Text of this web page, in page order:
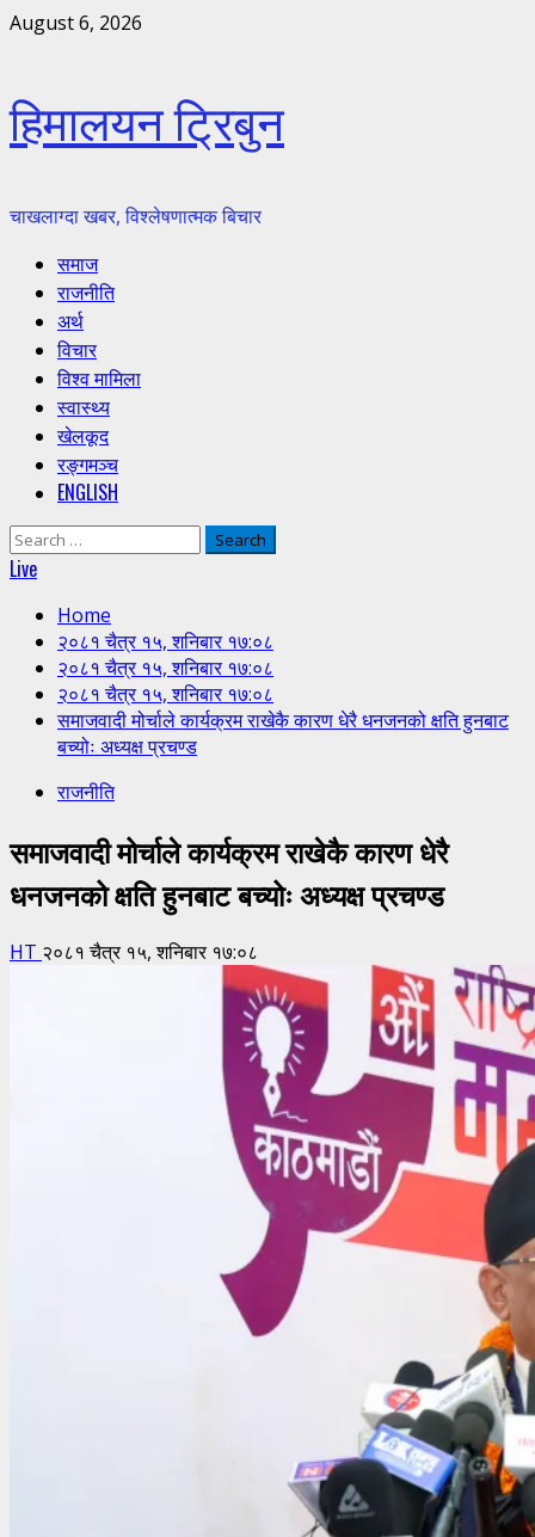
Skip
August 6, 2026
हिमालयन ट्रिबुन
चाखलाग्दा खबर, विश्लेषणात्मक बिचार
Primary
Menu
समाज
राजनीति
अर्थ
विचार
विश्व मामिला
स्वास्थ्य
खेलकूद
रङ्गमञ्च
ENGLISH
Search
for:
Live
Home
२०८१ चैत्र १५, शनिबार १७:०८
२०८१ चैत्र १५, शनिबार १७:०८
२०८१ चैत्र १५, शनिबार १७:०८
समाजवादी मोर्चाले कार्यक्रम राखेकै कारण धेरै धनजनको क्षति हुनबाट
बच्योः अध्यक्ष प्रचण्ड
राजनीति
समाजवादी मोर्चाले कार्यक्रम राखेकै कारण धेरै
धनजनको क्षति हुनबाट बच्योः अध्यक्ष प्रचण्ड
HT २०८१ चैत्र १५, शनिबार १७:०८